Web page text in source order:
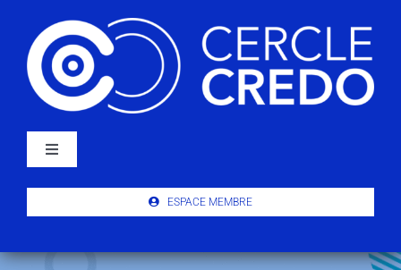
contenu
Navigation
bascule
ACTUALITÉS
ESPACE MEMBRE